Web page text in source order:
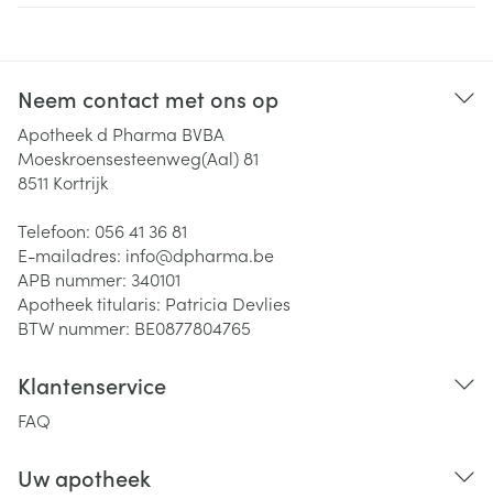
Neem contact met ons op
Apotheek d Pharma BVBA
Moeskroensesteenweg(Aal) 81
8511 Kortrijk
Telefoon: 056 41 36 81
E-mailadres: info@dpharma.be
APB nummer: 340101
Apotheek titularis: Patricia Devlies
BTW nummer: BE0877804765
Klantenservice
FAQ
Uw apotheek